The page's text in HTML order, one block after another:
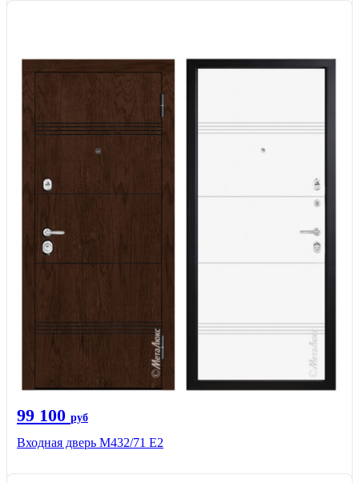
99 100 руб
Входная дверь М432/71 Е2